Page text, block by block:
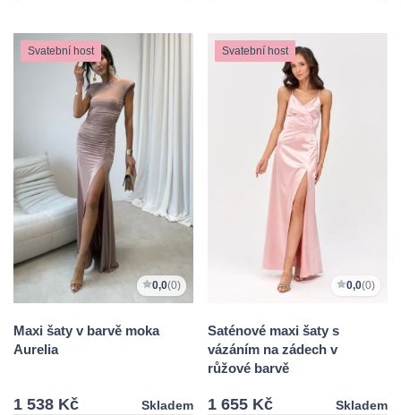
Svatební host
0,0(0)
Maxi šaty v barvě moka
Aurelia
1 538 Kč
Skladem
Svatební host
0,0(0)
Saténové maxi šaty s
vázáním na zádech v
růžové barvě
1 655 Kč
Skladem